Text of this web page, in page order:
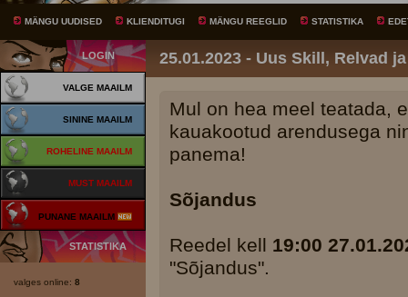
MÄNGU UUDISED KLIENDITUGI MÄNGU REEGLID STATISTIKA
LOGIN
VALGE MAAILM
SININE MAAILM
ROHELINE MAAILM
MUST MAAILM
PUNANE MAAILM
STATISTIKA
valges online: 8
25.01.2023 - Uus Skill, Relvad
Mul on hea meel teatada,
kauakootud arendusega
panema!
Sõjandus
Reedel kell 19:00
"Sõjandus".